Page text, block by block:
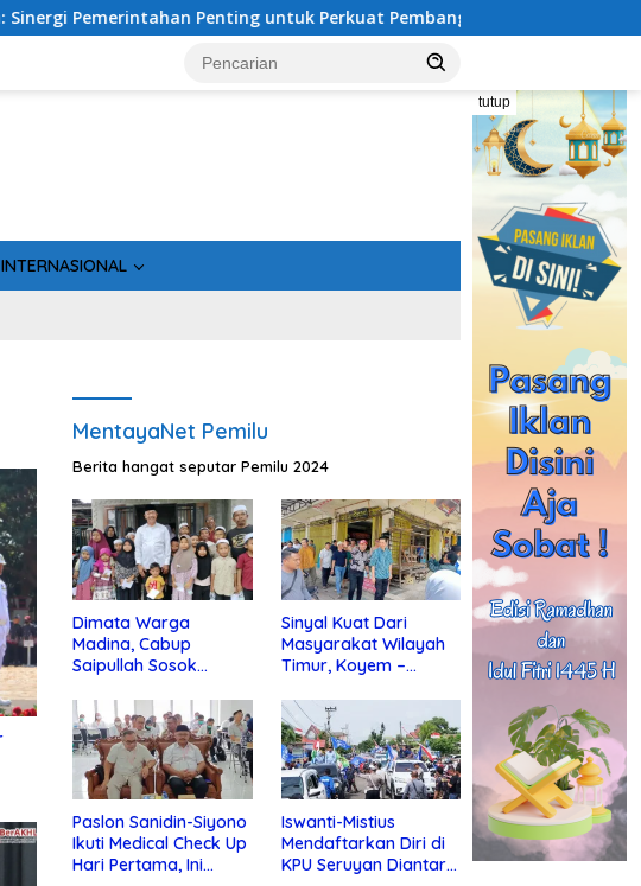
Penting untuk Perkuat Pembangunan Desa
tutup
INTERNASIONAL
MentayaNet Pemilu
Berita hangat seputar Pemilu 2024
Dimata Warga
Madina, Cabup
Saipullah Sosok
Anak Yatim
Sinyal Kuat Dari
Masyarakat Wilayah
Timur, Koyem –
di Kotim
Paslon Sanidin-Siyono
Ikuti Medical Check Up
Hari Pertama, Ini
Iswanti-Mistius
Mendaftarkan Diri di
KPU Seruyan Diantar